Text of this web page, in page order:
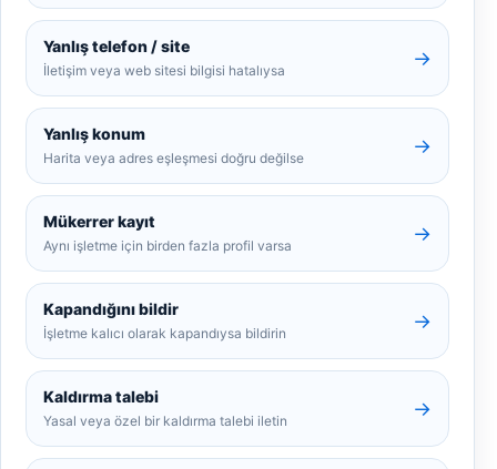
Yanlış telefon / site
İletişim veya web sitesi bilgisi hatalıysa
→
Yanlış konum
Harita veya adres eşleşmesi doğru değilse
→
Mükerrer kayıt
Aynı işletme için birden fazla profil varsa
→
Kapandığını bildir
İşletme kalıcı olarak kapandıysa bildirin
→
Kaldırma talebi
Yasal veya özel bir kaldırma talebi iletin
→